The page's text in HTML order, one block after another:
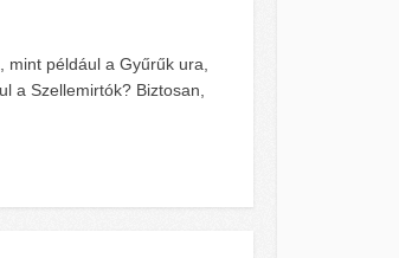
például a Gyűrűk ura,
a Szellemirtók? Biztosan,